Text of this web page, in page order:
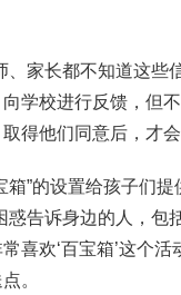
家长都不知道这些
学校进行反馈，但
得他们同意后，才
”的设置给孩子们
惑告诉身边的人，包
喜欢‘百宝箱’这个
。